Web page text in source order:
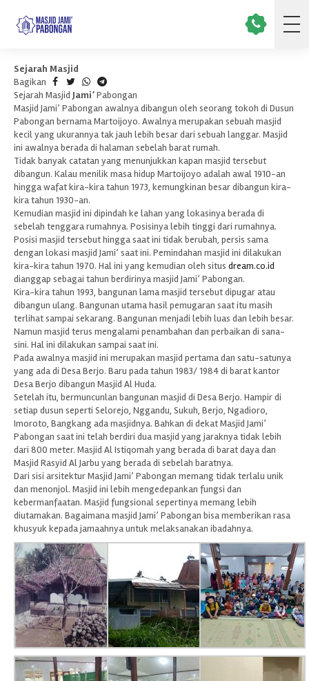
Sejarah Masjid
Bagikan
Sejarah Masjid Jami’Pabongan
Masjid Jami’ Pabongan awalnya dibangun oleh seorang tokoh di Dusun
Pabongan bernama Martoijoyo. Awalnya merupakan sebuah masjid
kecil yang ukurannya tak jauh lebih besar dari sebuah langgar. Masjid
ini awalnya berada di halaman sebelah barat rumah.
Tidak banyak catatan yang menunjukkan kapan masjid tersebut
dibangun. Kalau menilik masa hidup Martoijoyo adalah awal 1910-an
hingga wafat kira-kira tahun 1973, kemungkinan besar dibangun kira-
kira tahun 1930-an.
Kemudian masjid ini dipindah ke lahan yang lokasinya berada di
sebelah tenggara rumahnya. Posisinya lebih tinggi dari rumahnya.
Posisi masjid tersebut hingga saat ini tidak berubah, persis sama
dengan lokasi masjid Jami’ saat ini. Pemindahan masjid ini dilakukan
kira-kira tahun 1970. Hal ini yang kemudian oleh situs dream.co.id
dianggap sebagai tahun berdirinya masjid Jami’ Pabongan.
Kira-kira tahun 1993, bangunan lama masjid tersebut dipugar atau
dibangun ulang. Bangunan utama hasil pemugaran saat itu masih
terlihat sampai sekarang. Bangunan menjadi lebih luas dan lebih besar.
Namun masjid terus mengalami penambahan dan perbaikan di sana-
sini. Hal ini dilakukan sampai saat ini.
Pada awalnya masjid ini merupakan masjid pertama dan satu-satunya
yang ada di Desa Berjo. Baru pada tahun 1983/ 1984 di barat kantor
Desa Berjo dibangun Masjid Al Huda.
Setelah itu, bermuncunlan bangunan masjid di Desa Berjo. Hampir di
setiap dusun seperti Selorejo, Nggandu, Sukuh, Berjo, Ngadioro,
Imoroto, Bangkang ada masjidnya. Bahkan di dekat Masjid Jami’
Pabongan saat ini telah berdiri dua masjid yang jaraknya tidak lebih
dari 800 meter. Masjid Al Istiqomah yang berada di barat daya dan
Masjid Rasyid Al Jarbu yang berada di sebelah baratnya.
Dari sisi arsitektur Masjid Jami’ Pabongan memang tidak terlalu unik
dan menonjol. Masjid ini lebih mengedepankan fungsi dan
kebermanfaatan. Masjid fungsional sepertinya memang lebih
diutamakan. Bagaimana masjid Jami’ Pabongan bisa memberikan rasa
khusyuk kepada jamaahnya untuk melaksanakan ibadahnya.